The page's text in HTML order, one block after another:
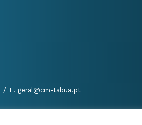
/ E. geral@cm-tabua.pt